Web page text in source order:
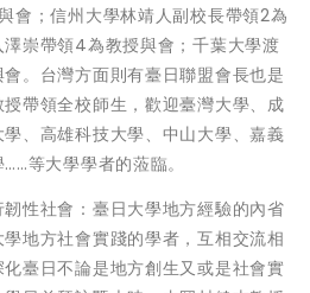
會；信州大學林靖人副校長帶領2為
崇帶領4為教授與會；千葉大學渡
。台灣方面則有臺日聯盟會長也是
帶領全校師生，歡迎臺灣大學、成
、高雄科技大學、中山大學、嘉義
等大學學者的蒞臨。
性社會：臺日大學地方經驗的內省
地方社會實踐的學者，互相交流相
臺日不論是地方創生又或是社會實